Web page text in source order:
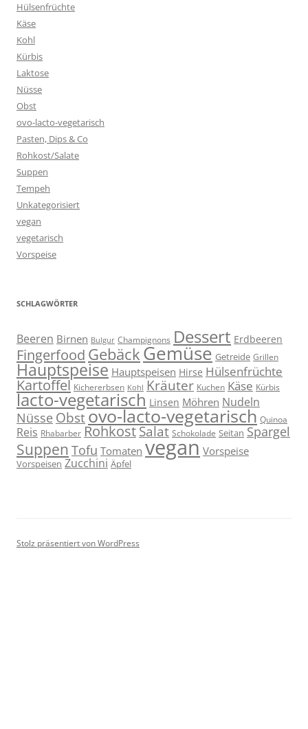
Hülsenfrüchte
Käse
Kohl
Kürbis
Laktose
Nüsse
Obst
ovo-lacto-vegetarisch
Pasten, Dips & Co
Rohkost/Salate
Suppen
Tempeh
Unkategorisiert
vegan
vegetarisch
Vorspeise
SCHLAGWÖRTER
Beeren Birnen Bulgur Champignons Dessert Erdbeeren
Fingerfood Gebäck Gemüse Getreide Grillen
Hauptspeise Hauptspeisen Hirse Hülsenfrüchte
Kartoffel Kichererbsen Kohl Kräuter Kuchen Käse Kürbis
lacto-vegetarisch Linsen Möhren Nudeln
Nüsse Obstovo-lacto-vegetarisch Quinoa
Reis Rhabarber Rohkost Salat Schokolade Seitan Spargel
Suppen Tofu Tomaten vegan Vorspeise
Vorspeisen Zucchini Äpfel
Stolz präsentiert von WordPress